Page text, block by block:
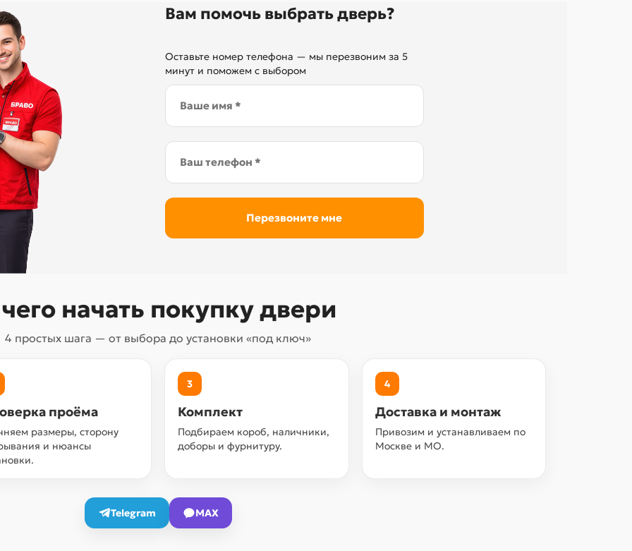
Вам помочь выбрать дверь?
Оставьте номер телефона — мы перезвоним за 5
минут и поможем с выбором
начать покупку двери
4 простых шага — от выбора до установки «под ключ»
проёма
размеры, сторону
и нюансы
3
Комплект
Подбираем короб, наличники,
доборы и фурнитуру.
4
Доставка и монтаж
Привозим и устанавливаем по
Москве и МО.
Telegram MAX